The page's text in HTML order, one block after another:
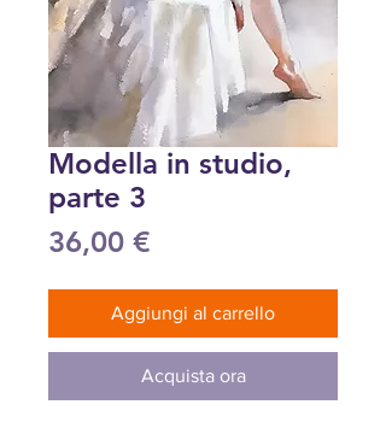
Modella in studio,
parte 3
36,00 €
Aggiungi al carrello
Acquista ora